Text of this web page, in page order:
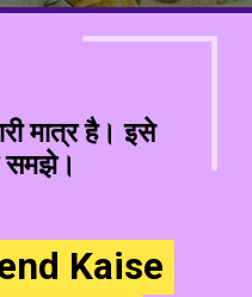
मात्र है। इसे
समझे।
Kaise
Kaise